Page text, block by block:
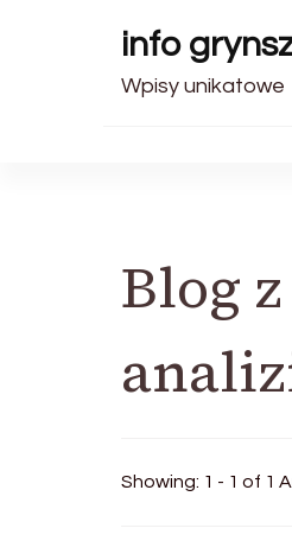
info
Wpisy unikatowe
Blog
Showing: 1 - 1 of 1